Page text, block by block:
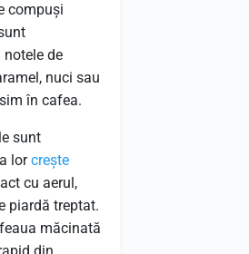
compuși
de
nuci sau
în cafea.
sunt
lorcrește
cu aerul,
piardă treptat.
măcinată